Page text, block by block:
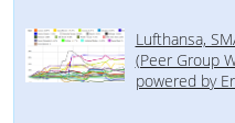
Lufthansa,
(Peer Group
powered by